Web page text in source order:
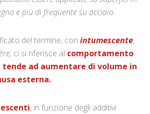
e più di frequente su acciaio.
del termine, con intumescente,
ci si riferisce al comportamento
tende ad aumentare di volume in
esterna.
, in funzione degli additivi